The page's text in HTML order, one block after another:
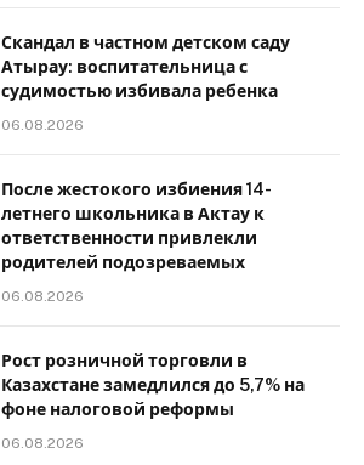
Скандал в частном детском саду
Атырау: воспитательница с
судимостью избивала ребенка
06.08.2026
После жестокого избиения 14-
летнего школьника в Актау к
ответственности привлекли
родителей подозреваемых
06.08.2026
Рост розничной торговли в
Казахстане замедлился до 5,7% на
фоне налоговой реформы
06.08.2026